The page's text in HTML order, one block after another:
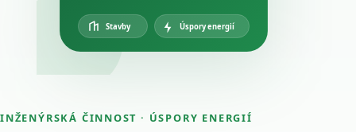
INŽENÝRSKÁ ČINNOST · ÚSPORY ENERGIÍ
Stavby Úspory energií